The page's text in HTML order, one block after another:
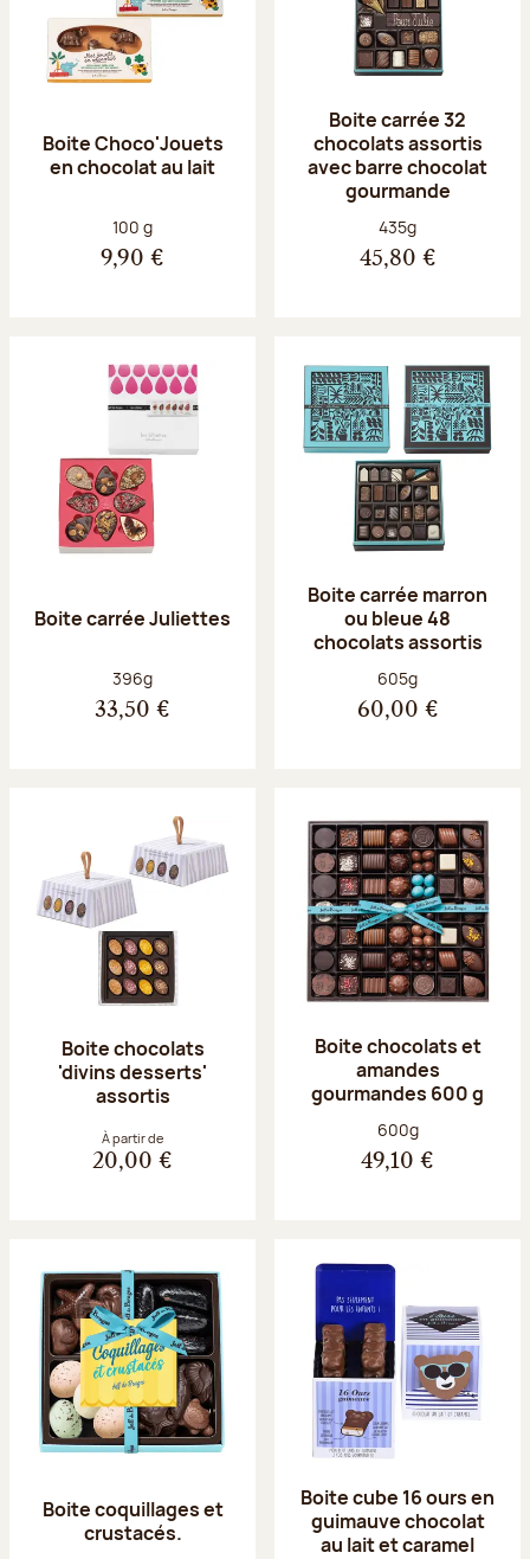
Boite Choco'Jouets
en chocolat au lait
Poids net :
100 g
9,90 €
Boite carrée 32
chocolats assortis
avec barre chocolat
gourmande
Poids net :
435g
45,80 €
Boite carrée Juliettes
Poids net :
396g
33,50 €
Boite carrée marron
ou bleue 48
chocolats assortis
Poids net :
605g
60,00 €
Boite chocolats
'divins desserts'
assortis
À partir de
20,00 €
Boite chocolats et
amandes
gourmandes 600 g
Poids net :
600g
49,10 €
Boite coquillages et
crustacés.
Boite cube 16 ours en
guimauve chocolat
au lait et caramel